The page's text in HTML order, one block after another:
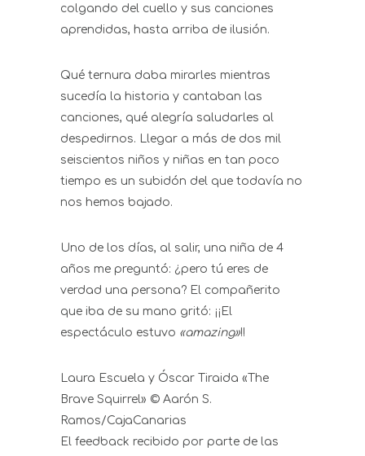
colgando del cuello y sus canciones
aprendidas, hasta arriba de ilusión.
Qué ternura daba mirarles mientras
sucedía la historia y cantaban las
canciones, qué alegría saludarles al
despedirnos. Llegar a más de dos mil
seiscientos niños y niñas en tan poco
tiempo es un subidón del que todavía no
nos hemos bajado.
Uno de los días, al salir, una niña de 4
años me preguntó: ¿pero tú eres de
verdad una persona? El compañerito
que iba de su mano gritó: ¡¡El
espectáculo estuvo «amazing»!!
Laura Escuela y Óscar Tiraida «The
Brave Squirrel» © Aarón S.
Ramos/CajaCanarias
El feedback recibido por parte de las